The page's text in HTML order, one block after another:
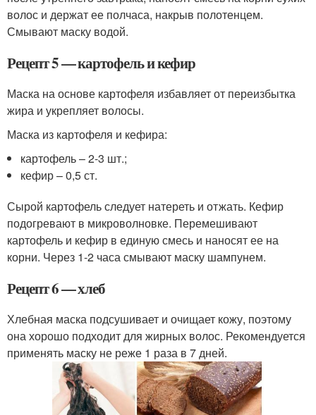
волос и держат ее полчаса, накрыв полотенцем.
Смывают маску водой.
Рецепт 5 — картофель и кефир
Маска на основе картофеля избавляет от переизбытка
жира и укрепляет волосы.
Маска из картофеля и кефира:
картофель – 2-3 шт.;
кефир – 0,5 ст.
Сырой картофель следует натереть и отжать. Кефир
подогревают в микроволновке. Перемешивают
картофель и кефир в единую смесь и наносят ее на
корни. Через 1-2 часа смывают маску шампунем.
Рецепт 6 — хлеб
Хлебная маска подсушивает и очищает кожу, поэтому
она хорошо подходит для жирных волос. Рекомендуется
применять маску не реже 1 раза в 7 дней.